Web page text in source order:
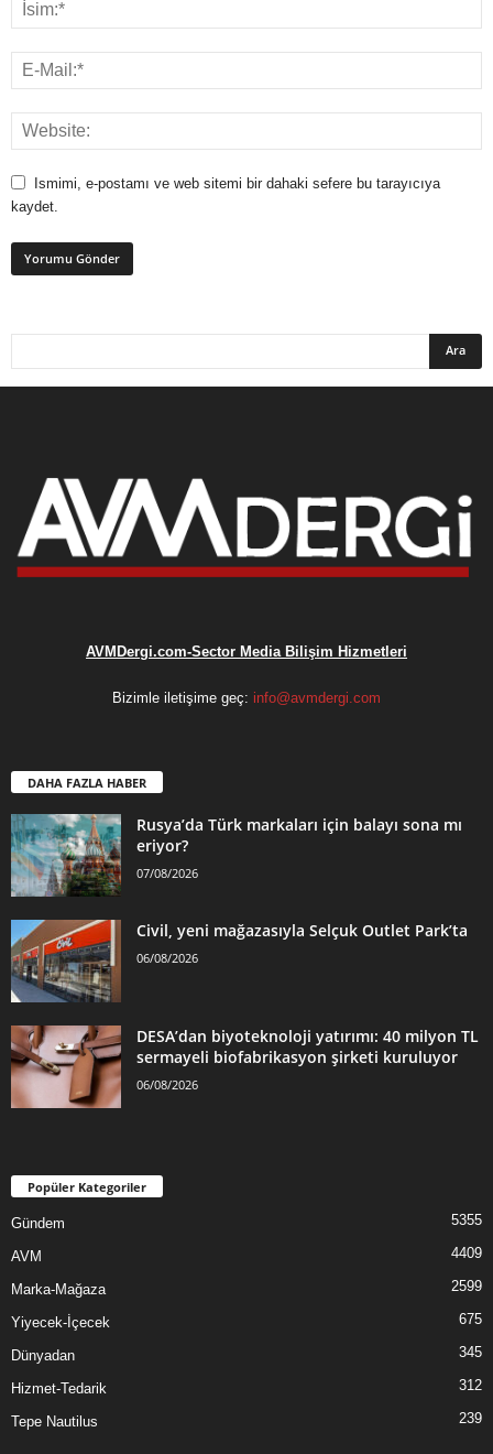
Ismimi, e-postamı ve web sitemi bir dahaki sefere bu tarayıcıya
kaydet.
AVMDergi.com-Sector Media Bilişim Hizmetleri
Bizimle iletişime geç: info@avmdergi.com
DAHA FAZLA HABER
Rusya’da Türk markaları için balayı sona mı
eriyor?
07/08/2026
Civil, yeni mağazasıyla Selçuk Outlet Park’ta
06/08/2026
DESA’dan biyoteknoloji yatırımı: 40 milyon TL
sermayeli biofabrikasyon şirketi kuruluyor
06/08/2026
Popüler Kategoriler
Gündem 5355
AVM 4409
Marka-Mağaza 2599
Yiyecek-İçecek 675
Dünyadan 345
Hizmet-Tedarik 312
Tepe Nautilus 239